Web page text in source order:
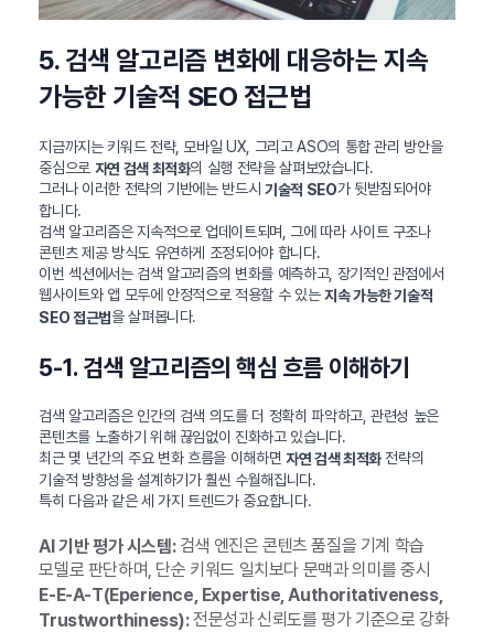
5. 검색 알고리즘 변화에 대응하는 지속
가능한 기술적 SEO 접근법
지금까지는 키워드 전략, 모바일 UX, 그리고 ASO의 통합 관리 방안을
중심으로 자연 검색 최적화의 실행 전략을 살펴보았습니다.
그러나 이러한 전략의 기반에는 반드시기술적 SEO가 뒷받침되어야
합니다.
검색 알고리즘은 지속적으로 업데이트되며, 그에 따라 사이트 구조나
콘텐츠 제공 방식도 유연하게 조정되어야 합니다.
이번 섹션에서는 검색 알고리즘의 변화를 예측하고, 장기적인 관점에서
웹사이트와 앱 모두에 안정적으로 적용할 수 있는지속 가능한 기술적
SEO 접근법을 살펴봅니다.
5-1. 검색 알고리즘의 핵심 흐름 이해하기
검색 알고리즘은 인간의 검색 의도를 더 정확히 파악하고, 관련성 높은
콘텐츠를 노출하기 위해 끊임없이 진화하고 있습니다.
최근 몇 년간의 주요 변화 흐름을 이해하면 자연 검색 최적화전략의
기술적 방향성을 설계하기가 훨씬 수월해집니다.
특히 다음과 같은 세 가지 트렌드가 중요합니다.
AI 기반 평가 시스템:검색 엔진은 콘텐츠 품질을 기계 학습
모델로 판단하며, 단순 키워드 일치보다 문맥과 의미를 중시
E-E-A-T(Eperience, Expertise, Authoritativeness,
Trustworthiness):전문성과 신뢰도를 평가 기준으로 강화